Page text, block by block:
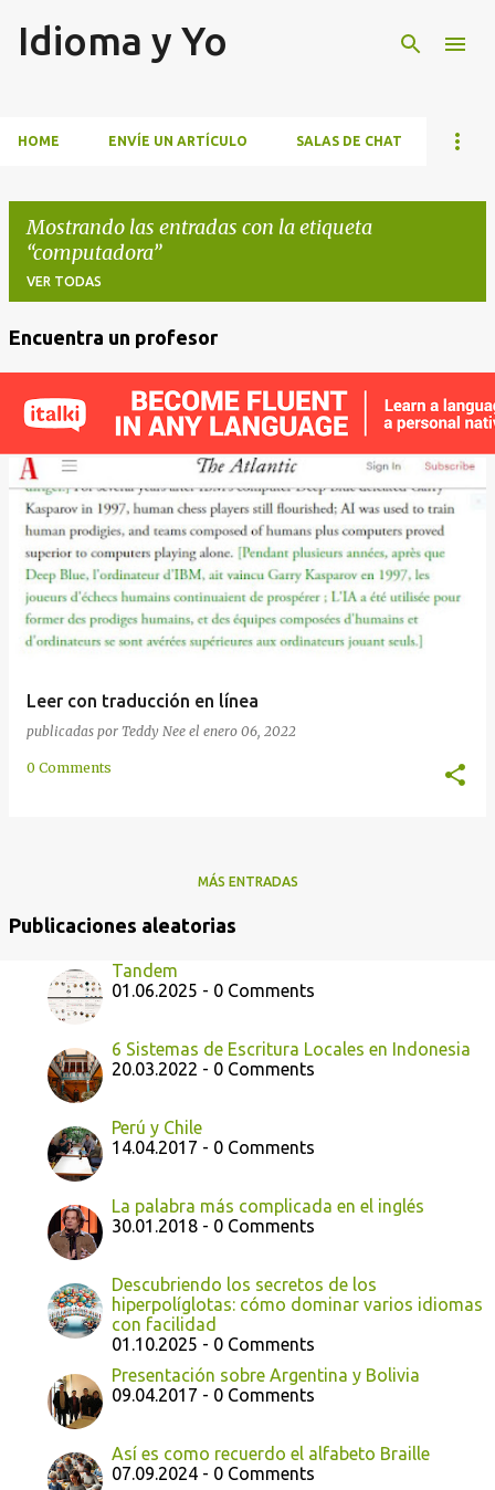
Idioma y Yo
HOME ENVÍE UN ARTÍCULO SALAS DE CHAT
Mostrando las entradas con la etiqueta
computadora
VER TODAS
r
a
Encuentra un profesor
Leer con traducción en línea
publicadas por Teddy Nee el enero 06, 2022
0 Comments
MÁS ENTRADAS
Publicaciones aleatorias
Tandem
01.06.2025 - 0 Comments
6 Sistemas de Escritura Locales en Indonesia
20.03.2022 - 0 Comments
Perú y Chile
14.04.2017 - 0 Comments
La palabra más complicada en el inglés
30.01.2018 - 0 Comments
Descubriendo los secretos de los
hiperpolíglotas: cómo dominar varios idiomas
con facilidad
01.10.2025 - 0 Comments
Presentación sobre Argentina y Bolivia
09.04.2017 - 0 Comments
Así es como recuerdo el alfabeto Braille
07.09.2024 - 0 Comments